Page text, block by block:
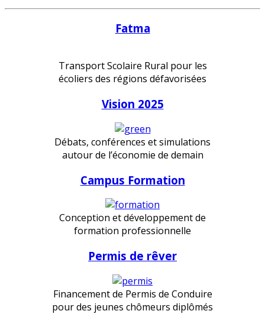
Fatma
Transport Scolaire Rural pour les
écoliers des régions défavorisées
Vision 2025
Débats, conférences et simulations
autour de l’économie de demain
Campus Formation
Conception et développement de
formation professionnelle
Permis de rêver
Financement de Permis de Conduire
pour des jeunes chômeurs diplômés